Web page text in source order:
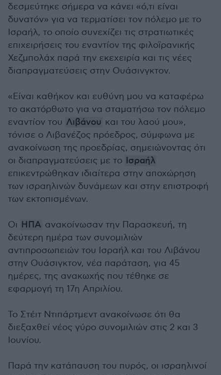
δεσμεύτηκε σήμερα να κάνει «ό,τι είναι
δυνατόν» για να τερματίσει τον πόλεμο με το
Ισραήλ, το οποίο συνεχίζει τις στρατιωτικές
επιχειρήσεις του εναντίον της φιλοϊρανικής
Χεζμπολάχ παρά την εκεχειρία και τις νέες
διαπραγματεύσεις στην Ουάσινγκτον.
«Είναι καθήκον και ευθύνη μου να καταφέρω
το ακατόρθωτο για να σταματήσω τον πόλεμο
εναντίον του Λιβάνου και του λαού μου»,
τόνισε ο Λιβανέζος πρόεδρος, σύμφωνα με
ανακοίνωση της προεδρίας, σημειώνοντας ότι
οι διαπραγματεύσεις με το Ισραήλ
επικεντρώθηκαν ιδιαίτερα στην αποχώρηση
των ισραηλινών δυνάμεων και στην επιστροφή
των εκτοπισμένων.
Οι ΗΠΑ ανακοίνωσαν την Παρασκευή, τη
δεύτερη ημέρα των συνομιλιών
αντιπροσωπειών του Ισραήλ και του Λιβάνου
στην Ουάσιγκτον, νέα παράταση, για 45
ημέρες, της ανακωχής που τέθηκε σε
εφαρμογή τη 17η Απριλίου.
Το Στέιτ Ντιπάρτμεντ ανακοίνωσε ότι θα
διεξαχθεί νέος γύρο συνομιλιών στις 2 και 3
Ιουνίου.
Παρά την κατάπαυση του πυρός, οι ισραηλινοί